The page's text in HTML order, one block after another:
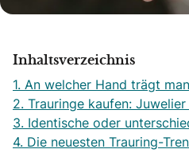
Inhaltsverzeichnis
1. An welcher Hand trägt
2. Trauringe kaufen:
3. Identische oder
4. Die neuesten Trauring-